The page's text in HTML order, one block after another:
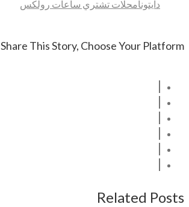
دايتونامحلات تشتري ساعات رولكس
Share This Story, Choose Your Platform!
Related Posts